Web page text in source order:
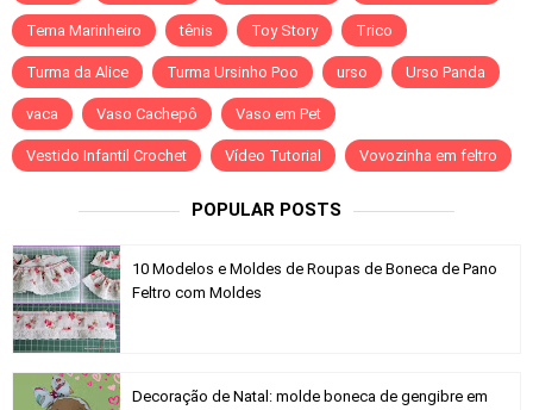
Tema Marinheiro tênis Toy Story Trico
Turma da Alice Turma Ursinho Poo urso Urso Panda
vaca Vaso Cachepô Vaso em Pet
Vestido Infantil Crochet Vídeo Tutorial Vovozinha em feltro
POPULAR POSTS
10 Modelos e Moldes de Roupas de Boneca de Pano
Feltro com Moldes
Decoração de Natal: molde boneca de gengibre em